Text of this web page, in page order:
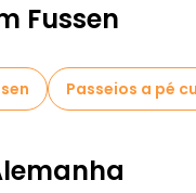
Fussen
Passeios a pé